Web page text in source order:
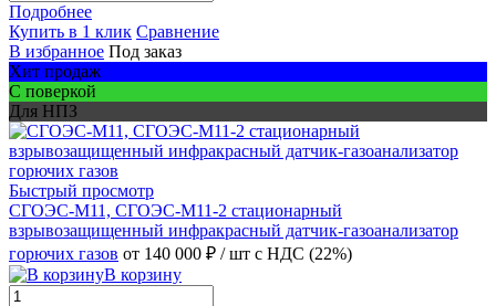
Подробнее
Купить в 1 клик Сравнение
В избранное Под заказ
Хит продаж
С поверкой
Для НПЗ
Быстрый просмотр
СГОЭС-М11, СГОЭС-М11-2 стационарный
взрывозащищенный инфракрасный датчик-газоанализатор
горючих газов от 140 000 ₽ / шт с НДС (22%)
В корзину